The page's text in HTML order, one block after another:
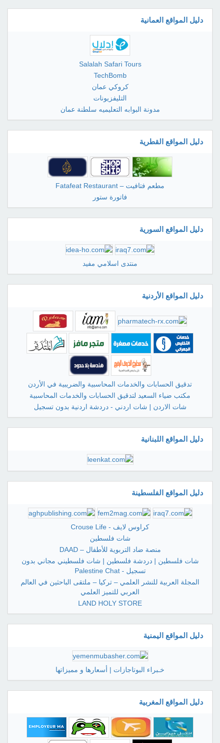
دليل المواقع العمانية
Salalah Safari Tours
TechBomb
كروكي عمان
التليفزيونات
مدونة البوابه التعليميه سلطنة عمان
دليل المواقع القطرية
مطعم فتافيت – Fatafeat Restaurant
فاتورة ستور
دليل المواقع السورية
منتدى اسلامي مفيد
دليل المواقع الأردنية
تدقيق الحسابات والخدمات المحاسبية والضريبية في الأردن
مكتب ضياء السعيد لتدقيق الحسابات والخدمات المحاسبية
شات الاردن | شات اردني - دردشة اردنية بدون تسجيل
دليل المواقع اللبنانية
دليل المواقع الفلسطينة
كراوس لايف - Crouse Life
شات فلسطين
منصة ضاد التربوية للأطفال – DAAD
شات فلسطين | دردشة فلسطين | شات فلسطيني مجاني بدون
تسجيل - Palestine Chat
المجلة العربية للنشر العلمي – تركيا – ملتقى الباحثين في العالم
العربي للتميز العلمي
LAND HOLY STORE
دليل المواقع اليمنية
خـبراء البوتاجازات | أسعارها و مميزاتها
دليل المواقع المغربية